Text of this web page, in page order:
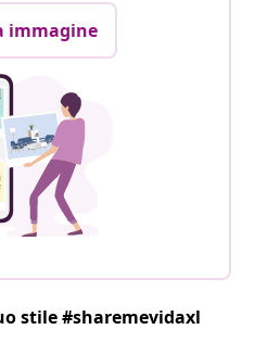
immagine
stile #sharemevidaxl